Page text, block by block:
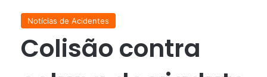
Notícias de Acidentes
Colisão contra